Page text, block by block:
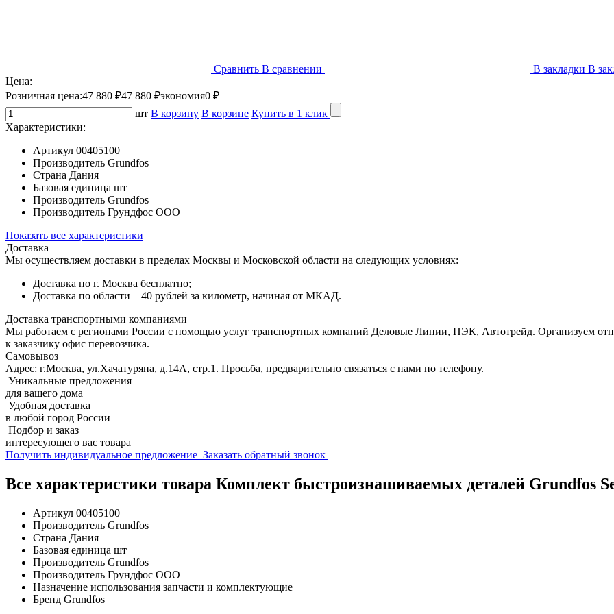
Сравнить В сравнении В закладки В
Цена:
Розничная цена:47 880 ₽47 880 ₽экономия0 ₽
шт В корзину В корзине Купить в 1 клик
Характеристики:
Артикул 00405100
Производитель Grundfos
Страна Дания
Базовая единица шт
Производитель Grundfos
Производитель Грундфос ООО
Показать все характеристики
Доставка
Мы осуществляем доставки в пределах Москвы и Московской области на следующих условиях:
Доставка по г. Москва бесплатно;
Доставка по области – 40 рублей за километр, начиная от МКАД.
Доставка транспортными компаниями
Мы работаем с регионами России с помощью услуг транспортных компаний Деловые Линии, ПЭК, Автотрейд. Организуем
к заказчику офис перевозчика.
Самовывоз
Адрес: г.Москва, ул.Хачатуряна, д.14А, стр.1. Просьба, предварительно связаться с нами по телефону.
Уникальные предложения
для вашего дома
Удобная доставка
в любой город России
Подбор и заказ
интересующего вас товара
Получить индивидуальное предложение Заказать обратный звонок
Все характеристики товара Комплект быстроизнашиваемых деталей Grundfos
Артикул 00405100
Производитель Grundfos
Страна Дания
Базовая единица шт
Производитель Grundfos
Производитель Грундфос ООО
Назначение использования запчасти и комплектующие
Бренд Grundfos